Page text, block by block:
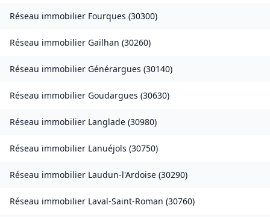
Réseau immobilier Fourques (30300)
Réseau immobilier Gailhan (30260)
Réseau immobilier Générargues (30140)
Réseau immobilier Goudargues (30630)
Réseau immobilier Langlade (30980)
Réseau immobilier Lanuéjols (30750)
Réseau immobilier Laudun-l'Ardoise (30290)
Réseau immobilier Laval-Saint-Roman (30760)